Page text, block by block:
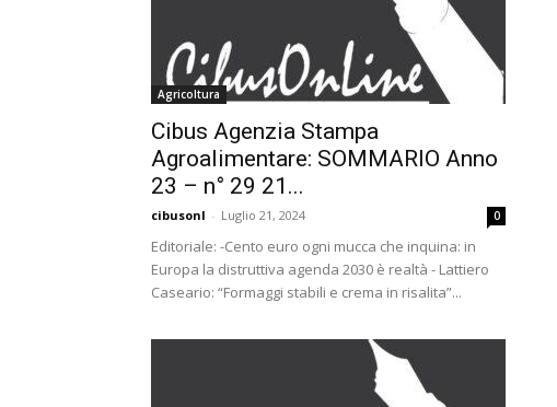
Agricoltura
Cibus Agenzia Stampa
Agroalimentare: SOMMARIO Anno
23 – n° 29 21...
cibusonl - Luglio 21, 2024 0
Editoriale: -Cento euro ogni mucca che inquina: in
Europa la distruttiva agenda 2030 è realtà - Lattiero
Caseario: “Formaggi stabili e crema in risalita”...